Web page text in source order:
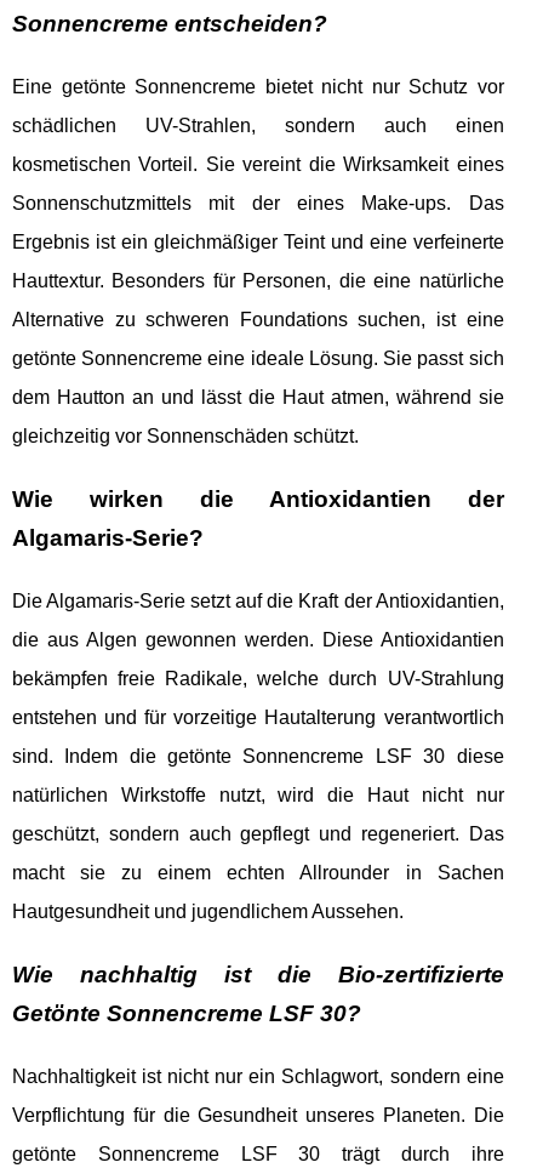
Sonnencreme entscheiden?
Eine getönte Sonnencreme bietet nicht nur Schutz vor
schädlichen UV-Strahlen, sondern auch einen
kosmetischen Vorteil. Sie vereint die Wirksamkeit eines
Sonnenschutzmittels mit der eines Make-ups. Das
Ergebnis ist ein gleichmäßiger Teint und eine verfeinerte
Hauttextur. Besonders für Personen, die eine natürliche
Alternative zu schweren Foundations suchen, ist eine
getönte Sonnencreme eine ideale Lösung. Sie passt sich
dem Hautton an und lässt die Haut atmen, während sie
gleichzeitig vor Sonnenschäden schützt.
Wie wirken die Antioxidantien der
Algamaris-Serie?
Die Algamaris-Serie setzt auf die Kraft der Antioxidantien,
die aus Algen gewonnen werden. Diese Antioxidantien
bekämpfen freie Radikale, welche durch UV-Strahlung
entstehen und für vorzeitige Hautalterung verantwortlich
sind. Indem die getönte Sonnencreme LSF 30 diese
natürlichen Wirkstoffe nutzt, wird die Haut nicht nur
geschützt, sondern auch gepflegt und regeneriert. Das
macht sie zu einem echten Allrounder in Sachen
Hautgesundheit und jugendlichem Aussehen.
Wie nachhaltig ist die Bio-zertifizierte
Getönte Sonnencreme LSF 30?
Nachhaltigkeit ist nicht nur ein Schlagwort, sondern eine
Verpflichtung für die Gesundheit unseres Planeten. Die
getönte Sonnencreme LSF 30 trägt durch ihre